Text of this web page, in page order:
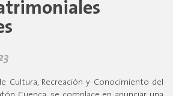
Cultura, Recreación y Conocimiento del